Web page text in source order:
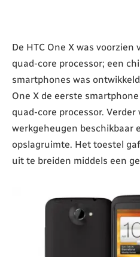
De HTC One X was voorzien
quad-core processor; een
smartphones was
One X de eerste
quad-core processor. Verder
werkgeheugen beschikbaar
opslagruimte. Het toestel
uit te breiden middels een